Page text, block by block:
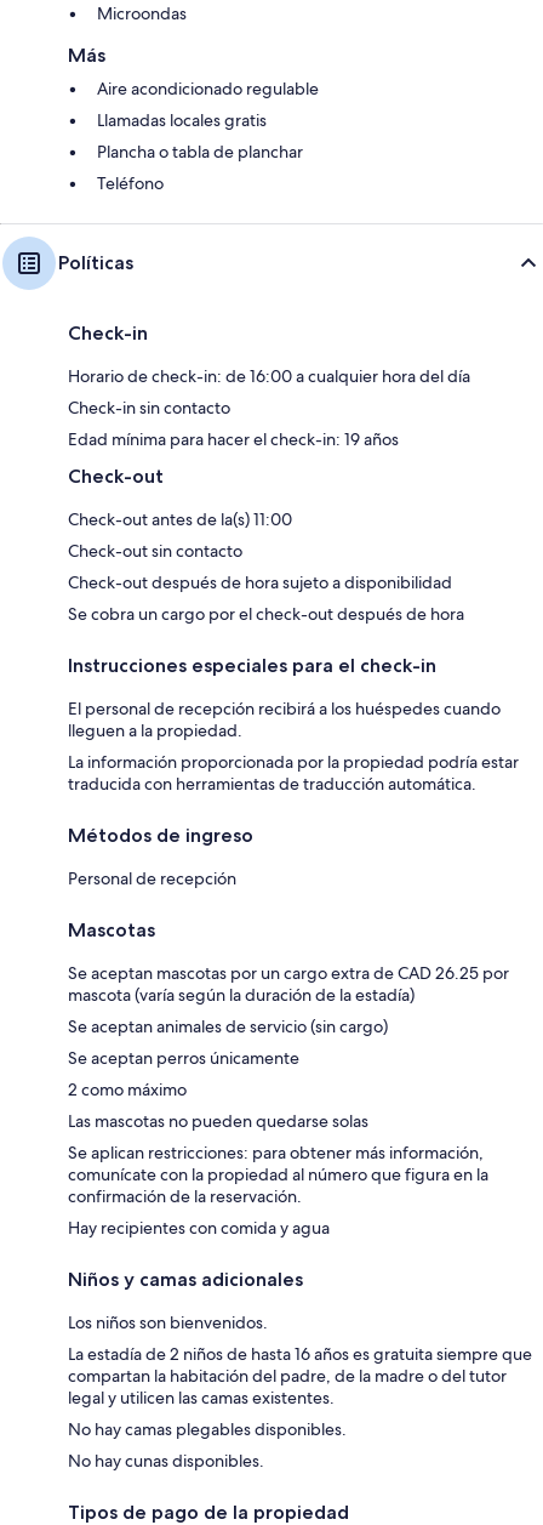
Microondas
Más
Aire acondicionado regulable
Llamadas locales gratis
Plancha o tabla de planchar
Teléfono
Políticas
Check-in
Horario de check-in: de 16:00 a cualquier hora del día
Check-in sin contacto
Edad mínima para hacer el check-in: 19 años
Check-out
Check-out antes de la(s) 11:00
Check-out sin contacto
Check-out después de hora sujeto a disponibilidad
Se cobra un cargo por el check-out después de hora
Instrucciones especiales para el check-in
El personal de recepción recibirá a los huéspedes cuando
lleguen a la propiedad.
La información proporcionada por la propiedad podría estar
traducida con herramientas de traducción automática.
Métodos de ingreso
Personal de recepción
Mascotas
Se aceptan mascotas por un cargo extra de CAD 26.25 por
mascota (varía según la duración de la estadía)
Se aceptan animales de servicio (sin cargo)
Se aceptan perros únicamente
2 como máximo
Las mascotas no pueden quedarse solas
Se aplican restricciones: para obtener más información,
comunícate con la propiedad al número que figura en la
confirmación de la reservación.
Hay recipientes con comida y agua
Niños y camas adicionales
Los niños son bienvenidos.
La estadía de 2 niños de hasta 16 años es gratuita siempre que
compartan la habitación del padre, de la madre o del tutor
legal y utilicen las camas existentes.
No hay camas plegables disponibles.
No hay cunas disponibles.
Tipos de pago de la propiedad